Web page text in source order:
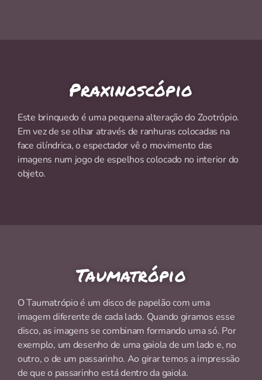
Praxinoscópio
Este brinquedo é uma pequena alteração do Zootrópio.
Em vez de se olhar através de ranhuras colocadas na
face cilíndrica, o espectador vê o movimento das
imagens num jogo de espelhos colocado no interior do
objeto.
Taumatrópio
O Taumatrópio é um disco de papelão com uma
imagem diferente de cada lado. Quando giramos esse
disco, as imagens se combinam formando uma só. Por
exemplo, um desenho de uma gaiola de um lado e, no
outro, o de um passarinho. Ao girar temos a impressão
de que o passarinho está dentro da gaiola.